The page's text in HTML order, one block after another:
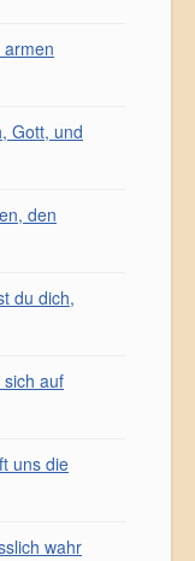
Gott, und
den
du dich,
auf
uns die
wahr